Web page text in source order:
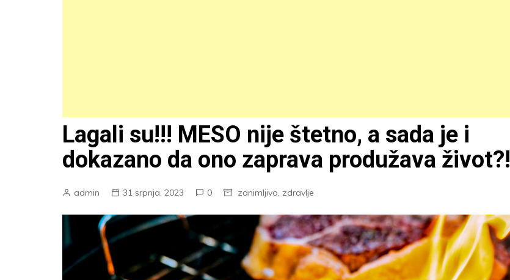
Lagali su!!! MESO nije štetno, a sada je i
dokazano da ono zaprava produžava život?!
admin 31 srpnja, 2023 0 zanimljivo, zdravlje